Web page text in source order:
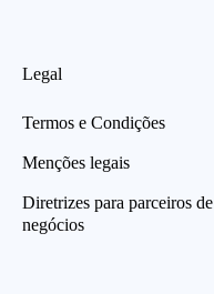
Legal
Termos e Condições
Menções legais
Diretrizes para parceiros de
negócios